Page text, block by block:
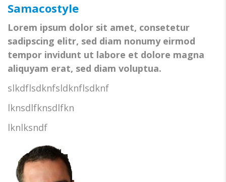
Samacostyle
Lorem ipsum dolor sit amet, consetetur
sadipscing elitr, sed diam nonumy eirmod
tempor invidunt ut labore et dolore magna
aliquyam erat, sed diam voluptua.
slkdflsdknfsldknflsdknf
lknsdlfknsdlfkn
lknlksndf